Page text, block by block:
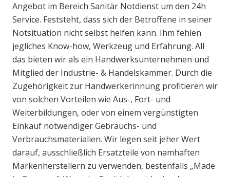
Angebot im Bereich Sanitär Notdienst um den 24h
Service. Feststeht, dass sich der Betroffene in seiner
Notsituation nicht selbst helfen kann. Ihm fehlen
jegliches Know-how, Werkzeug und Erfahrung. All
das bieten wir als ein Handwerksunternehmen und
Mitglied der Industrie- & Handelskammer. Durch die
Zugehörigkeit zur Handwerkerinnung profitieren wir
von solchen Vorteilen wie Aus-, Fort- und
Weiterbildungen, oder von einem vergünstigten
Einkauf notwendiger Gebrauchs- und
Verbrauchsmaterialien. Wir legen seit jeher Wert
darauf, ausschließlich Ersatzteile von namhaften
Markenherstellern zu verwenden, bestenfalls „Made